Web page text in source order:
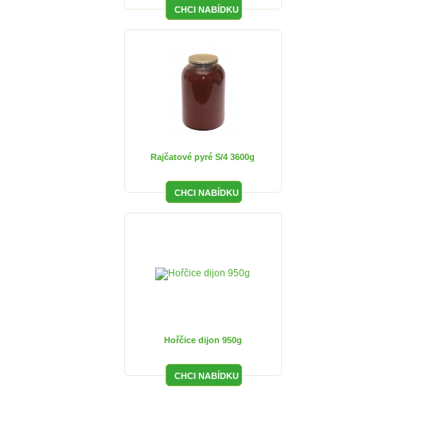
Rajčatové pyré S/4 3600g
Hořčice dijon 950g